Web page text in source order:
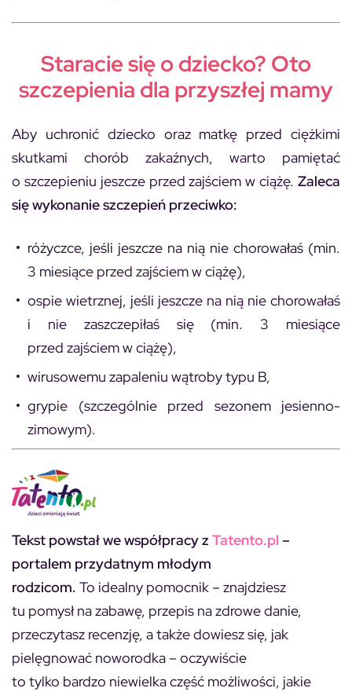
Staracie się o dziecko? Oto
szczepienia dla przyszłej mamy
Aby uchronić dziecko oraz matkę przed ciężkimi
skutkami chorób zakaźnych, warto pamiętać
o szczepieniu jeszcze przed zajściem w ciążę. Zaleca
się wykonanie szczepień przeciwko:
różyczce, jeśli jeszcze na nią nie chorowałaś (min.
3 miesiące przed zajściem w ciążę),
ospie wietrznej, jeśli jeszcze na nią nie chorowałaś
i nie zaszczepiłaś się (min. 3 miesiące
przed zajściem w ciążę),
wirusowemu zapaleniu wątroby typu B,
grypie (szczególnie przed sezonem jesienno-
zimowym).
Tekst powstał we współpracy z Tatento.pl –
portalem przydatnym młodym
rodzicom. To idealny pomocnik – znajdziesz
tu pomysł na zabawę, przepis na zdrowe danie,
przeczytasz recenzję, a także dowiesz się, jak
pielęgnować noworodka – oczywiście
to tylko bardzo niewielka część możliwości, jakie